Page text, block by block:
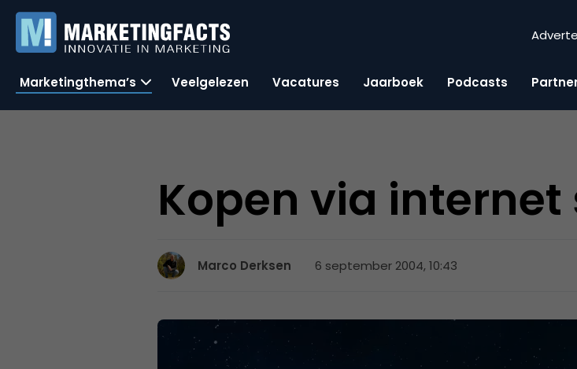
Marketingthema’s Veelgelezen Vacatures Jaarboek Podcasts
Kopen via
Marco Derksen 6 september 2004, 10:43